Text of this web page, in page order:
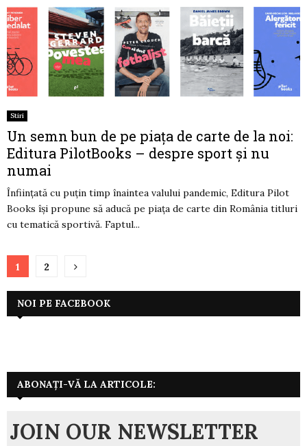
Stiri
Un semn bun de pe piața de carte de la noi:
Editura PilotBooks – despre sport și nu
numai
Înființată cu puțin timp înaintea valului pandemic, Editura Pilot
Books își propune să aducă pe piața de carte din România titluri
cu tematică sportivă. Faptul...
Paginație
articole
1 2
NOI PE FACEBOOK
ABONAȚI-VĂ LA ARTICOLE:
JOIN OUR NEWSLETTER